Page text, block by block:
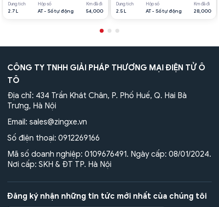
Dung tích
2.7 L
Hộp số
AT - Số tự động
Km đã đi
54,000
Dung tích
2.5 L
Hộp số
AT - Số tự động
Km đã đi
28,000
CÔNG TY TNHH GIẢI PHÁP THƯƠNG MẠI ĐIỆN TỬ Ô
TÔ
Địa chỉ: 434 Trần Khát Chân, P. Phố Huế, Q. Hai Bà
Trưng, Hà Nội
Email: sales@zingxe.vn
Số điện thoại: 0912269166
Mã số doanh nghiệp: 0109676491. Ngày cấp: 08/01/2024.
Nơi cấp: SKH & ĐT TP. Hà Nội
Đăng ký nhận những tin tức mới nhất của chúng tôi